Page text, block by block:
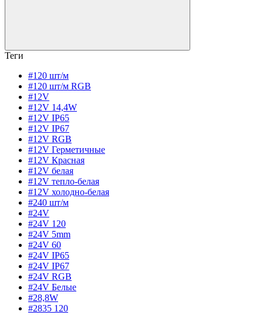
Теги
#120 шт/м
#120 шт/м RGB
#12V
#12V 14,4W
#12V IP65
#12V IP67
#12V RGB
#12V Герметичные
#12V Красная
#12V белая
#12V тепло-белая
#12V холодно-белая
#240 шт/м
#24V
#24V 120
#24V 5mm
#24V 60
#24V IP65
#24V IP67
#24V RGB
#24V Белые
#28,8W
#2835 120